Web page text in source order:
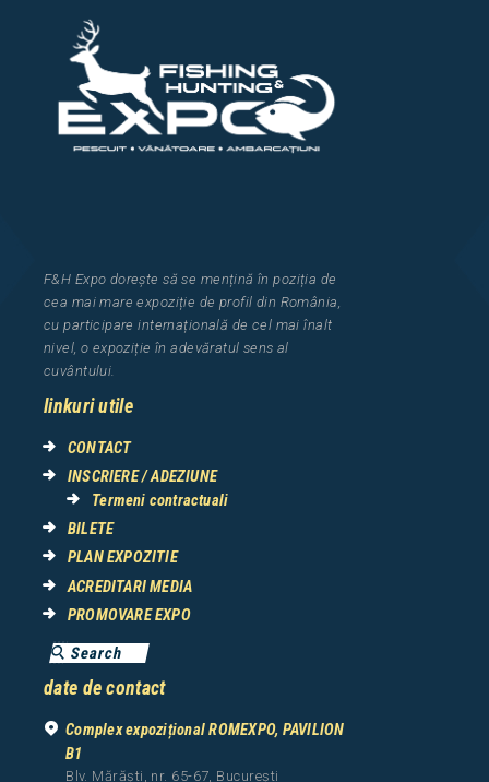
F&H Expo dorește să se mențină în poziția de
cea mai mare expoziție de profil din România
cu participare internațională de cel maiînalt
nivel, o expoziție în adevăratul sens al
cuvântului.
linkuri utile
CONTACT
INSCRIERE / ADEZIUNE
Termeni contractuali
BILETE
PLAN EXPOZITIE
ACREDITARI MEDIA
PROMOVARE EXPO
date de contact
Complex expozițional ROMEXPO, PAVILION
B1
Blv. Mărăști, nr. 65-67, București